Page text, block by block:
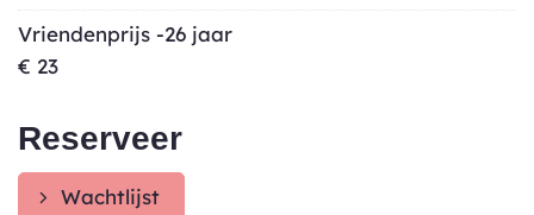
Vriendenprijs -26 jaar
€ 23
Reserveer
Wachtlijst